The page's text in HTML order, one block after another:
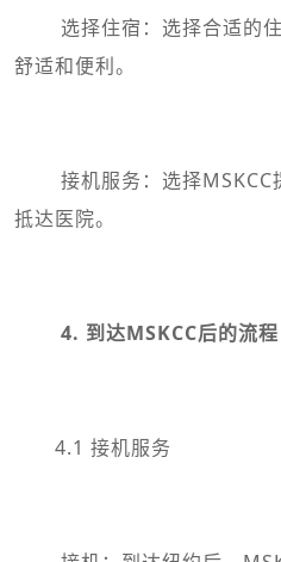
选择住宿：选择合适的住
舒适和便利。
接机服务：选择MSKCC
抵达医院。
4. 到达MSKCC后的流程
4.1 接机服务